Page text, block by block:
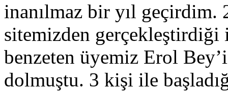
inanılmaz bir yıl geçirdim.
sitemizden gerçekleştirdiği
benzeten üyemiz Erol
dolmuştu. 3 kişi ile